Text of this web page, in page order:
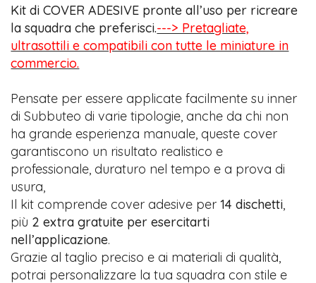
Kit di COVER ADESIVE pronte all’uso per ricreare
la squadra che preferisci.---> Pretagliate,
ultrasottili e compatibili con tutte le miniature in
commercio.
Pensate per essere applicate facilmente su inner
di Subbuteo di varie tipologie, anche da chi non
ha grande esperienza manuale, queste cover
garantiscono un risultato realistico e
professionale, duraturo nel tempo e a prova di
usura,
Il kit comprende cover adesive per14 dischetti,
più 2 extra gratuite per esercitarti
nell’applicazione.
Grazie al taglio preciso e ai materiali di qualità,
potrai personalizzare la tua squadra con stile e